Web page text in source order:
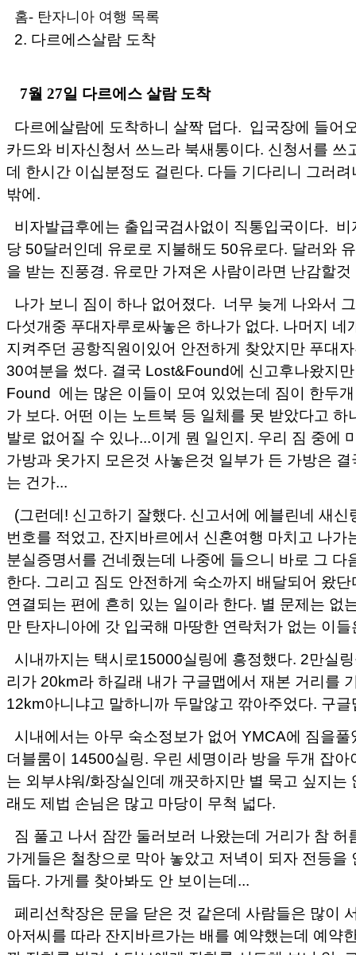
홈- 탄자니아 여행 목록
2. 다르에스살람 도착
7월 27일 다르에스 살람 도착
다르에살람에 도착하니 살짝 덥다. 입국장에 들어
카드와 비자신청서 쓰느라 북새통이다. 신청서를 쓰
데 한시간 이십분정도 걸린다. 다들 기다리니 그러
밖에.
비자발급후에는 출입국검사없이 직통입국이다.
당 50달러인데 유로로 지불해도 50유로다. 달러와
을 받는 진풍경. 유로만 가져온 사람이라면 난감할것
나가 보니 짐이 하나 없어졌다. 너무 늦게 나와서
다섯개중 푸대자루로싸놓은 하나가 없다. 나머지 네
지켜주던 공항직원이있어 안전하게 찾았지만 푸대
30여분을 썼다. 결국 Lost&Found에 신고후나왔지
Found 에는 많은 이들이 모여 있었는데 짐이 한두
가 보다. 어떤 이는 노트북 등 일체를 못 받았다고 하
발로 없어질 수 있나...이게 뭔 일인지. 우리 짐 중에
가방과 옷가지 모은것 사놓은것 일부가 든 가방은
는 건가...
(그런데! 신고하기 잘했다. 신고서에 에블린네 새신
번호를 적었고, 잔지바르에서 신혼여행 마치고 나가
분실증명서를 건네줬는데 나중에 들으니 바로 그 다
한다. 그리고 짐도 안전하게 숙소까지 배달되어 왔
연결되는 편에 흔히 있는 일이라 한다. 별 문제는 없
만 탄자니아에 갓 입국해 마땅한 연락처가 없는 이
시내까지는 택시로15000실링에 흥정했다. 2만실
리가 20km라 하길래 내가 구글맵에서 재본 거리를
12km아니냐고 말하니까 두말않고 깎아주었다. 구
시내에서는 아무 숙소정보가 없어 YMCA에 짐을
더블룸이 14500실링. 우린 세명이라 방을 두개 잡아
는 외부샤워/화장실인데 깨끗하지만 별 묵고 싶지는
래도 제법 손님은 많고 마당이 무척 넓다.
짐 풀고 나서 잠깐 둘러보러 나왔는데 거리가 참 허
가게들은 철창으로 막아 놓았고 저녁이 되자 전등을
둡다. 가게를 찾아봐도 안 보이는데...
페리선착장은 문을 닫은 것 같은데 사람들은 많이
아저씨를 따라 잔지바르가는 배를 예약했는데 예약